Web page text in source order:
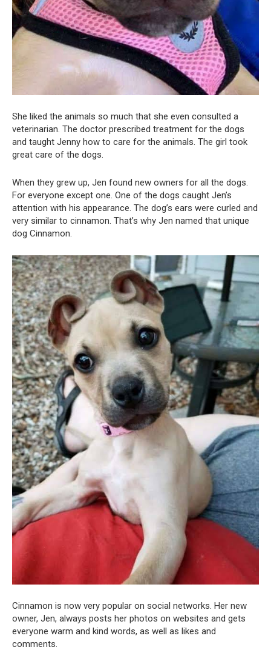
She liked the animals so much that she even consulted a
veterinarian. The doctor prescribed treatment for the dogs
and taught Jenny how to care for the animals. The girl took
great care of the dogs.
When they grew up, Jen found new owners for all the dogs.
For everyone except one. One of the dogs caught Jen’s
attention with his appearance. The dog’s ears were curled and
very similar to cinnamon. That’s why Jen named that unique
dog Cinnamon.
Cinnamon is now very popular on social networks. Her new
owner, Jen, always posts her photos on websites and gets
everyone warm and kind words, as well as likes and
comments.